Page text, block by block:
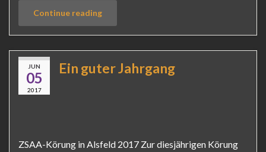
Continue reading
JUN
05
2017
Ein guter Jahrgang
ZSAA-Körung in Alsfeld 2017 Zur diesjährigen Körung